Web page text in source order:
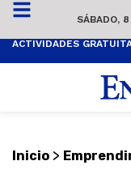
SÁBADO,
Inicio >